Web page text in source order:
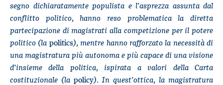
segno dichiaratamente populista e l’asprezza assunta dal
conflitto politico, hanno reso problematica la diretta
partecipazione di magistrati alla competizione per il potere
politico (la politics), mentre hanno rafforzato la necessità di
una magistratura più autonoma e più capace di una visione
d’insieme della politica, ispirata a valori della Carta
costituzionale (la policy). In quest’ottica, la magistratura